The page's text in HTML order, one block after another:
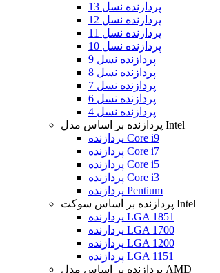
پردازنده نسل 13
پردازنده نسل 12
پردازنده نسل 11
پردازنده نسل 10
پردازنده نسل 9
پردازنده نسل 8
پردازنده نسل 7
پردازنده نسل 6
پردازنده نسل 4
پردازنده بر اساس مدل Intel
پردازنده Core i9
پردازنده Core i7
پردازنده Core i5
پردازنده Core i3
پردازنده Pentium
پردازنده بر اساس سوکت Intel
پردازنده LGA 1851
پردازنده LGA 1700
پردازنده LGA 1200
پردازنده LGA 1151
پردازنده بر اساس مدل AMD